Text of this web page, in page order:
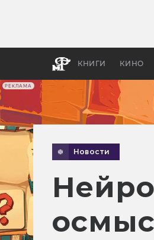
РЕКЛАМА
КНИГИ КИНО
Новости